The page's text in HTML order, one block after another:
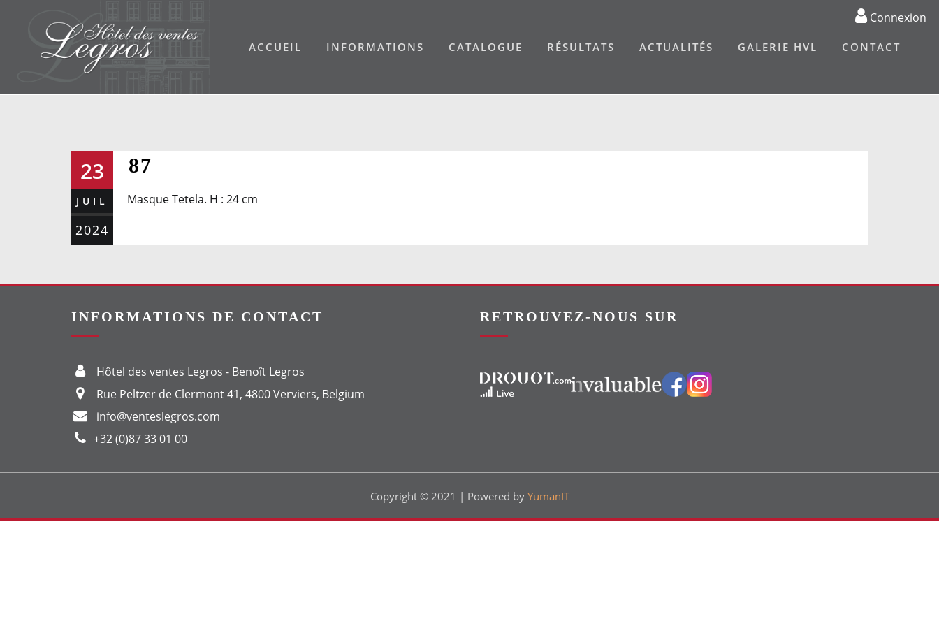
ACCUEIL INFORMATIONS CATALOGUE RÉSULTATS ACTUALITÉS GALERIE HVL CONTACT
Connexion
23
JUIL
2024
87
Masque Tetela. H : 24 cm
INFORMATIONS DE CONTACT
Hôtel des ventes Legros - Benoît Legros
Rue Peltzer de Clermont 41, 4800 Verviers, Belgium
info@venteslegros.com
+32 (0)87 33 01 00
RETROUVEZ-NOUS SUR
Vers le site Drouot Vers le site Invaluable Vers notre groupe Facebook Vers notre page Instagram
Copyright © 2021 | Powered by YumanIT